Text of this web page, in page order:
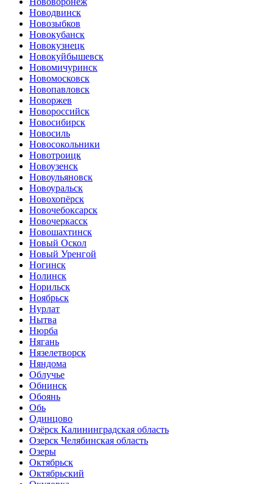
Новодвинск
Новозыбков
Новокубанск
Новокузнецк
Новокуйбышевск
Новомичуринск
Новомосковск
Новопавловск
Новоржев
Новороссийск
Новосибирск
Новосиль
Новосокольники
Новотроицк
Новоузенск
Новоульяновск
Новоуральск
Новохопёрск
Новочебоксарск
Новочеркасск
Новошахтинск
Новый Оскол
Новый Уренгой
Ногинск
Нолинск
Норильск
Ноябрьск
Нурлат
Нытва
Нюрба
Нягань
Нязелетворск
Няндома
Облучье
Обнинск
Обоянь
Обь
Одинцово
Озёрск Калининградская область
Озерск Челябинская область
Озеры
Октябрьск
Октябрьский